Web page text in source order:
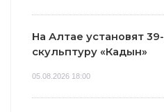
На Алтае установят
скульптуру «Кадын»
05.08.2026 18:00